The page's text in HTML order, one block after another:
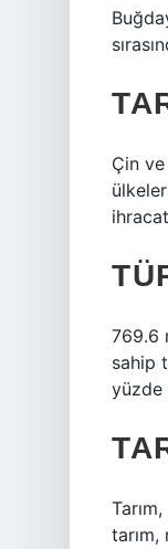
Çin ve
769.6
sahip
yüzde
tarım,